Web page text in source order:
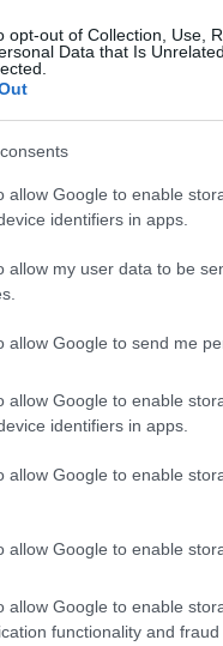
opt-out of Collection, Use,
Data that Is
allow Google to enable
identifiers in apps.
allow my user data to be
allow Google to send me
allow Google to enable
identifiers in apps.
allow Google to enable
allow Google to enable
allow Google to enable
functionality and
miért fontosak a
miként teljesedik ki az
táplálékként, a fák
ökológiai
életünk szerves